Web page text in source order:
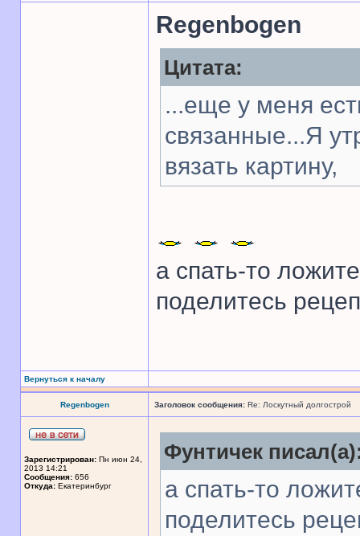
Regenbogen
Цитата:
...еще у меня
связанные...Я
вязать картину,
а спать-то
поделитесь
Вернуться к началу
Regenbogen Заголовок сообщения: Re: Лоскутный долгострой
Зарегистрирован: Пн июн 24,
2013 14:21
Сообщения: 656
Откуда: Екатеринбург
Фунтичек
а спать-то
поделитесь